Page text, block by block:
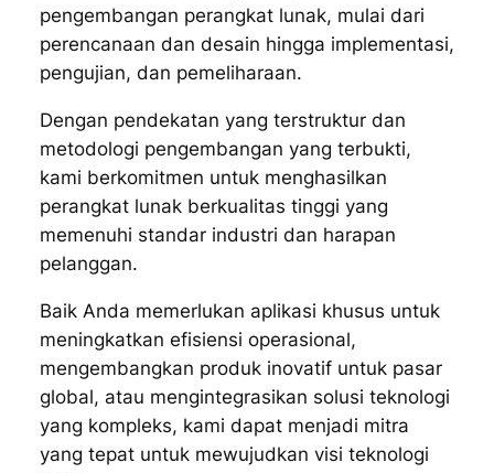
pengembangan perangkat lunak, mulai dari
perencanaan dan desain hingga implementasi,
pengujian, dan pemeliharaan.
Dengan pendekatan yang terstruktur dan
metodologi pengembangan yang terbukti,
kami berkomitmen untuk menghasilkan
perangkat lunak berkualitas tinggi yang
memenuhi standar industri dan harapan
pelanggan.
Baik Anda memerlukan aplikasi khusus untuk
meningkatkan efisiensi operasional,
mengembangkan produk inovatif untuk pasar
global, atau mengintegrasikan solusi teknologi
yang kompleks, kami dapat menjadi mitra
yang tepat untuk mewujudkan visi teknologi